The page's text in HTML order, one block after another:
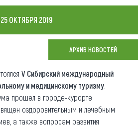
25 ОКТЯБРЯ 2019
АРХИВ НОВОСТЕЙ
V Сибирский международный
и медицинскому туризму
прошел в городе-курорте
оздоровительным и лечебным
а также вопросам развития